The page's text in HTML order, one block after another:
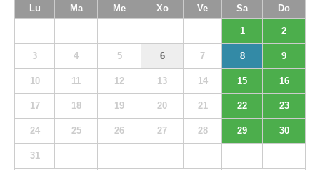
Lu Ma Me Xo Ve Sa Do
1 2
3 4 5 6 7 8 9
10 11 12 13 14 15 16
17 18 19 20 21 22 23
24 25 26 27 28 29 30
31